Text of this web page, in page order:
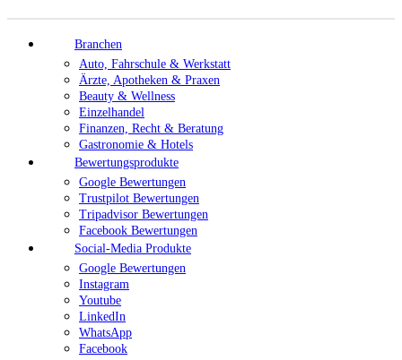
Branchen
Auto, Fahrschule & Werkstatt
Ärzte, Apotheken & Praxen
Beauty & Wellness
Einzelhandel
Finanzen, Recht & Beratung
Gastronomie & Hotels
Bewertungsprodukte
Google Bewertungen
Trustpilot Bewertungen
Tripadvisor Bewertungen
Facebook Bewertungen
Social-Media Produkte
Google Bewertungen
Instagram
Youtube
LinkedIn
WhatsApp
Facebook